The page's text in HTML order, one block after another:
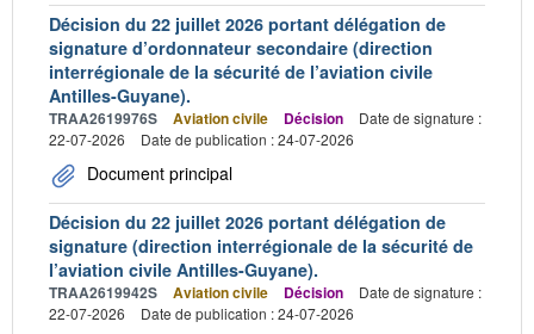
Décision du 22 juillet 2026 portant délégation de
signature d’ordonnateur secondaire (direction
interrégionale de la sécurité de l’aviation civile
Antilles-Guyane).
TRAA2619976S Aviation civile Décision
Date de signature :
22-07-2026
Date de publication : 24-07-2026
Document principal
Décision du 22 juillet 2026 portant délégation de
signature (direction interrégionale de la sécurité de
l’aviation civile Antilles-Guyane).
TRAA2619942S Aviation civile Décision
Date de signature :
22-07-2026
Date de publication : 24-07-2026